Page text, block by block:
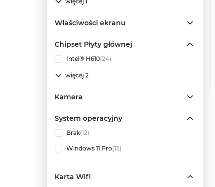
Właściwości ekranu
Chipset Płyty głównej
Intel® H610(24)
więcej 2
Kamera
System operacyjny
Brak(12)
Windows 11 Pro(12)
Karta Wifi